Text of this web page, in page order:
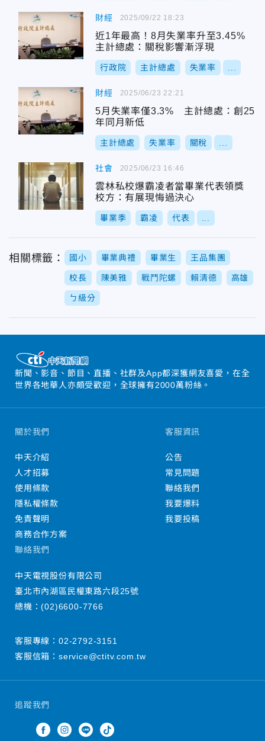
財經
近1年最高！8月失業率升至3.45%
主計總處：關稅影響漸浮現
行政院 主計總處 失業率
2025/09/22 18:23
財經
5月失業率僅3.3% 主計總處：創25
年同月新低
主計總處 失業率 關稅
2025/06/23 22:21
社會
雲林私校爆霸凌者當畢業代表領獎
校方：有展現悔過決心
畢業季 霸凌 代表
2025/06/23 16:46
相關標籤： 國小 畢業典禮 畢業生 王品集團
校長 陳美雅 戰鬥陀螺 賴清德 高雄
ㄅ級分
新聞、影音、節目、直播、社群及App都深獲網友喜愛，在全
世界各地華人亦頗受歡迎，全球擁有2000萬粉絲。
追蹤我們
關於我們
中天介紹
人才招募
使用條款
隱私權條款
免責聲明
商務合作方案
客服資訊
公告
常見問題
聯絡我們
我要爆料
我要投稿
聯絡我們
中天電視股份有限公司
臺北市內湖區民權東路六段25號
總機：(02)6600-7766
客服專線： 02-2792-3151
客服信箱： service@ctitv.com.tw